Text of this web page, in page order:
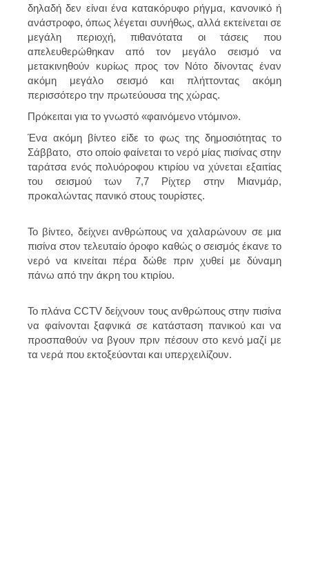
δηλαδή δεν είναι ένα κατακόρυφο ρήγμα, κανονικό ή
ανάστροφο, όπως λέγεται συνήθως, αλλά εκτείνεται σε
μεγάλη περιοχή, πιθανότατα οι τάσεις που
απελευθερώθηκαν από τον μεγάλο σεισμό να
μετακινηθούν κυρίως προς τον Νότο δίνοντας έναν
ακόμη μεγάλο σεισμό και πλήττοντας ακόμη
περισσότερο την πρωτεύουσα της χώρας.
Πρόκειται για το γνωστό «φαινόμενο ντόμινο».
Ένα ακόμη βίντεο είδε το φως της δημοσιότητας το
Σάββατο, στο οποίο φαίνεται το νερό μίας πισίνας στην
ταράτσα ενός πολυόροφου κτιρίου να χύνεται εξαιτίας
του σεισμού των 7,7 Ρίχτερ στην Μιανμάρ,
προκαλώντας πανικό στους τουρίστες.
Το βίντεο, δείχνει ανθρώπους να χαλαρώνουν σε μια
πισίνα στον τελευταίο όροφο καθώς ο σεισμός έκανε το
νερό να κινείται πέρα ​​δώθε πριν χυθεί με δύναμη
πάνω από την άκρη του κτιρίου.
Το πλάνα CCTV δείχνουν τους ανθρώπους στην πισίνα
να φαίνονται ξαφνικά σε κατάσταση πανικού και να
προσπαθούν να βγουν πριν πέσουν στο κενό μαζί με
τα νερά που εκτοξεύονται και υπερχειλίζουν.